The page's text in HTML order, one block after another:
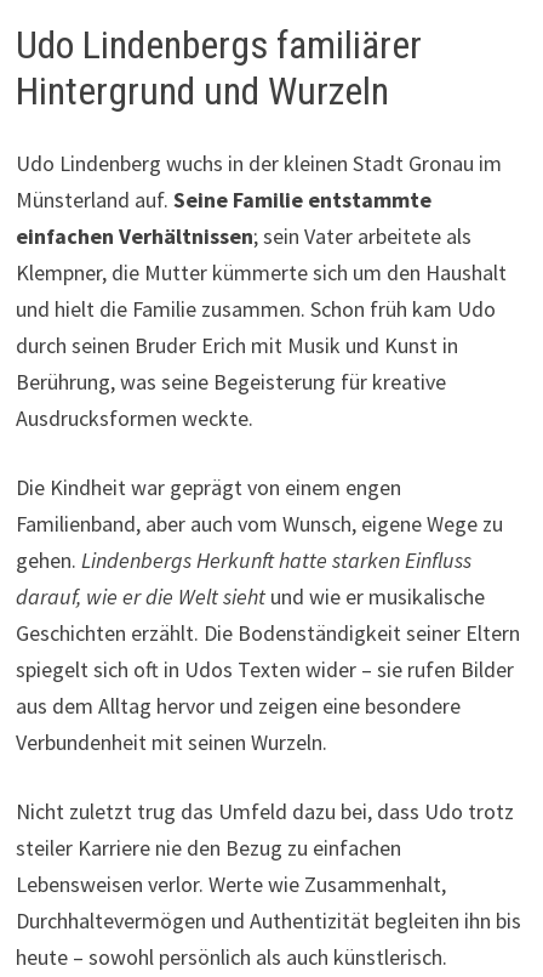
Udo Lindenbergs familiärer
Hintergrund und Wurzeln
Udo Lindenberg wuchs in der kleinen Stadt Gronau im
Münsterland auf. Seine Familie entstammte
einfachen Verhältnissen; sein Vater arbeitete als
Klempner, die Mutter kümmerte sich um den Haushalt
und hielt die Familie zusammen. Schon früh kam Udo
durch seinen Bruder Erich mit Musik und Kunst in
Berührung, was seine Begeisterung für kreative
Ausdrucksformen weckte.
Die Kindheit war geprägt von einem engen
Familienband, aber auch vom Wunsch, eigene Wege zu
gehen. Lindenbergs Herkunft hatte starken Einfluss
darauf, wie er die Welt siehtund wie er musikalische
Geschichten erzählt. Die Bodenständigkeit seiner Eltern
spiegelt sich oft in Udos Texten wider – sie rufen Bilder
aus dem Alltag hervor und zeigen eine besondere
Verbundenheit mit seinen Wurzeln.
Nicht zuletzt trug das Umfeld dazu bei, dass Udo trotz
steiler Karriere nie den Bezug zu einfachen
Lebensweisen verlor. Werte wie Zusammenhalt,
Durchhaltevermögen und Authentizität begleiten ihn bis
heute – sowohl persönlich als auch künstlerisch.